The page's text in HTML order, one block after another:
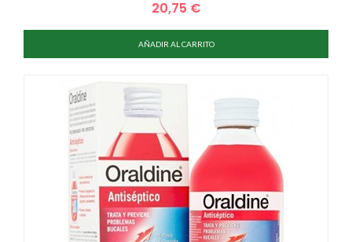
Precio
20,75 €
AÑADIR AL CARRITO